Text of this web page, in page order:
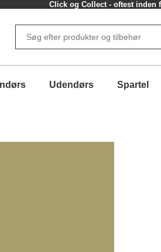
Click og Collect - oftest inden
Udendørs Spartel